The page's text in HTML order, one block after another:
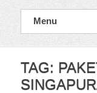
Menu
TAG: